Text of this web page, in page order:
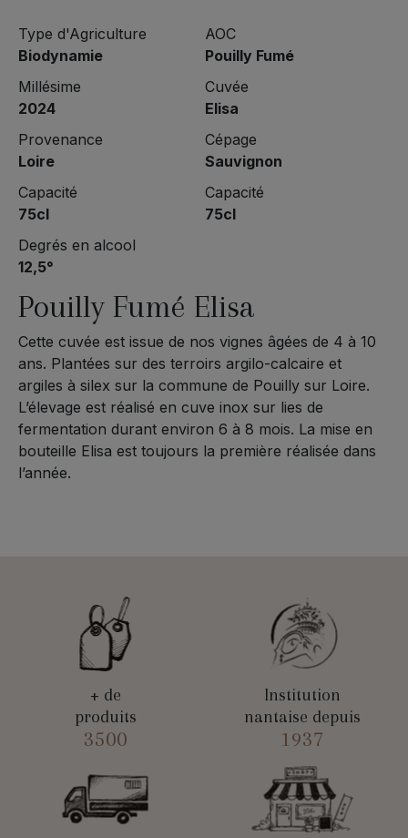
Type d'Agriculture
Biodynamie
Millésime
2024
Provenance
Loire
Capacité
75cl
Degrés en alcool
12,5°
AOC
Pouilly Fumé
Cuvée
Elisa
Cépage
Sauvignon
Capacité
75cl
Pouilly Fumé Elisa
Cette cuvée est issue de nos vignes âgées de 4 à 10
ans. Plantées sur des terroirs argilo-calcaire et
argiles à silex sur la commune de Pouilly sur Loire.
L’élevage est réalisé en cuve inox sur lies de
fermentation durant environ 6 à 8 mois. La mise en
bouteille Elisa est toujours la première réalisée dans
l’année.
+ de
produits
3500
Institution
nantaise depuis
1937